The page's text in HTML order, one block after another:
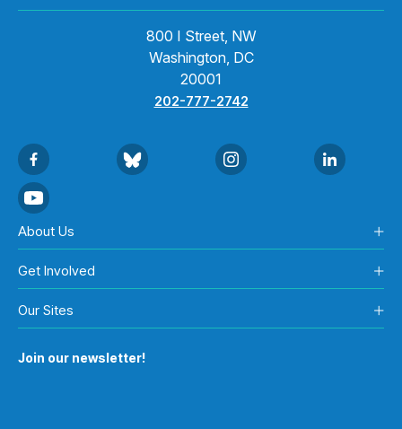
800 I Street, NW
Washington, DC
20001
202-777-2742
About Us
Get Involved
Our Sites
Join our newsletter!